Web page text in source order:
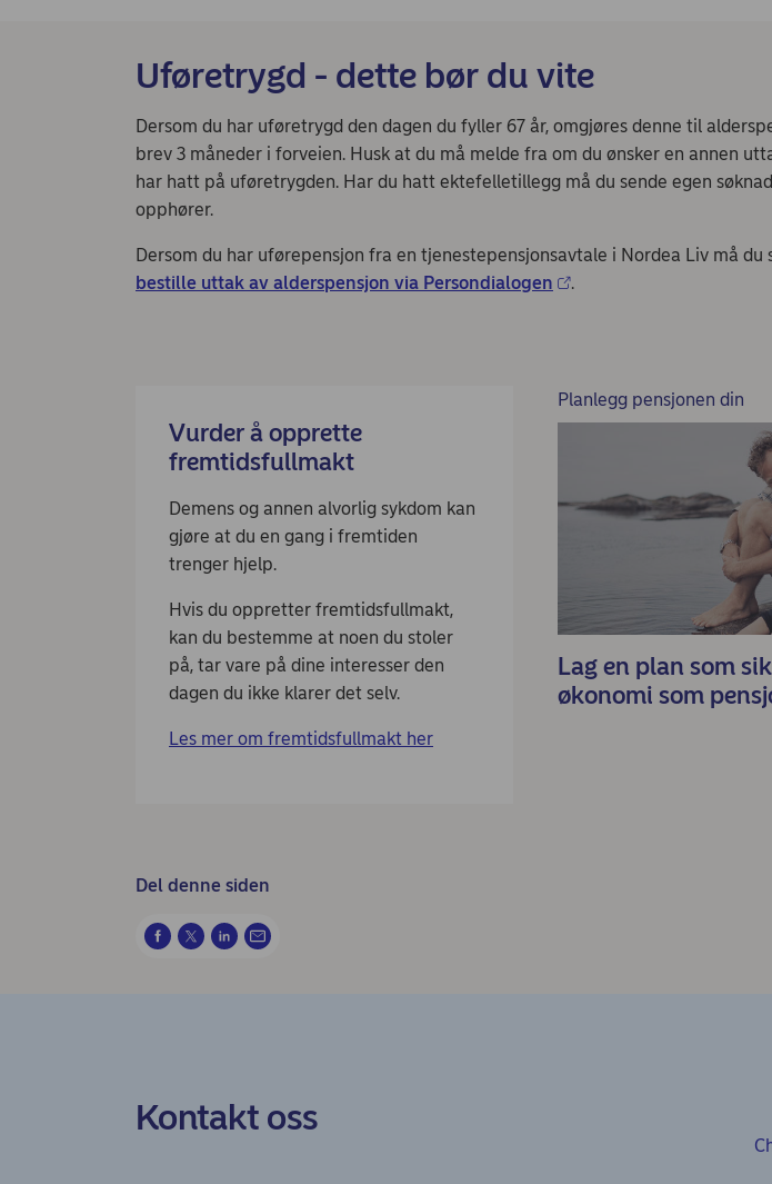
Uføretrygd - dette bør du vite
Dersom du har uføretrygd den dagen du fyller 67 år, omgjøres denne til
brev 3 måneder i forveien. Husk at du må melde fra om du ønsker en annen
har hatt på uføretrygden. Har du hatt ektefelletillegg må du sende egen
opphører.
Dersom du har uførepensjon fra en tjenestepensjonsavtale i Nordea Liv må du
bestille uttak av alderspensjon via Persondialogen
.
Vurder å opprette
fremtidsfullmakt
Demens og annen alvorlig sykdom kan
gjøre at du en gang i fremtiden
trenger hjelp.
Hvis du oppretter fremtidsfullmakt,
kan du bestemme at noen du stoler
på, tar vare på dine interesser den
dagen du ikke klarer det selv.
Les mer om fremtidsfullmakt her
Planlegg pensjonen din
Lag en plan som
økonomi som
Del denne siden
Kontakt oss